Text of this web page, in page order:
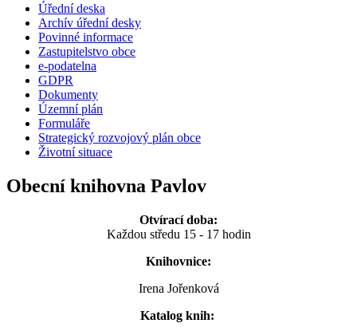
Úřední deska
Archív úřední desky
Povinné informace
Zastupitelstvo obce
e-podatelna
GDPR
Dokumenty
Územní plán
Formuláře
Strategický rozvojový plán obce
Životní situace
Obecní knihovna Pavlov
Otvírací doba:
Každou středu 15 - 17 hodin
Knihovnice:
Irena Jořenková
Katalog knih: